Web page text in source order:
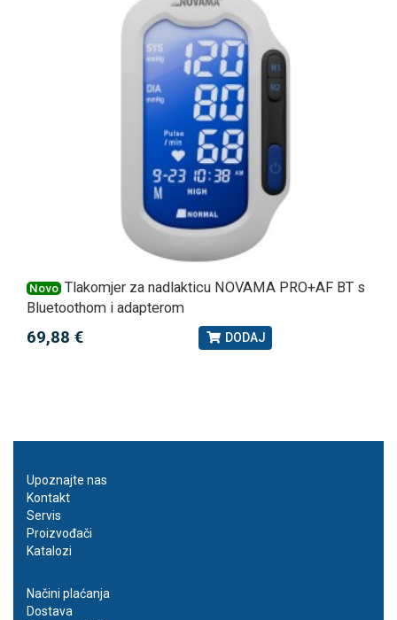
Novo Tlakomjer za nadlakticu NOVAMA PRO+AF BT s
Bluetoothom i adapterom
69,88 € DODAJ
Upoznajte nas
Kontakt
Servis
Proizvođači
Katalozi
Načini plaćanja
Dostava